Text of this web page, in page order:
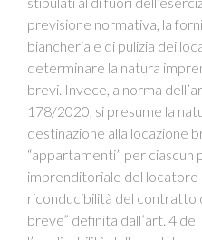
previsione normativa, la
biancheria e di pulizia dei
determinare la natura
brevi. Invece, a norma
178/2020, si presume la
destinazione alla locazione
“appartamenti” per ciascun
imprenditoriale del locatore
riconducibilità del contratto
breve” definita dall’art. 4